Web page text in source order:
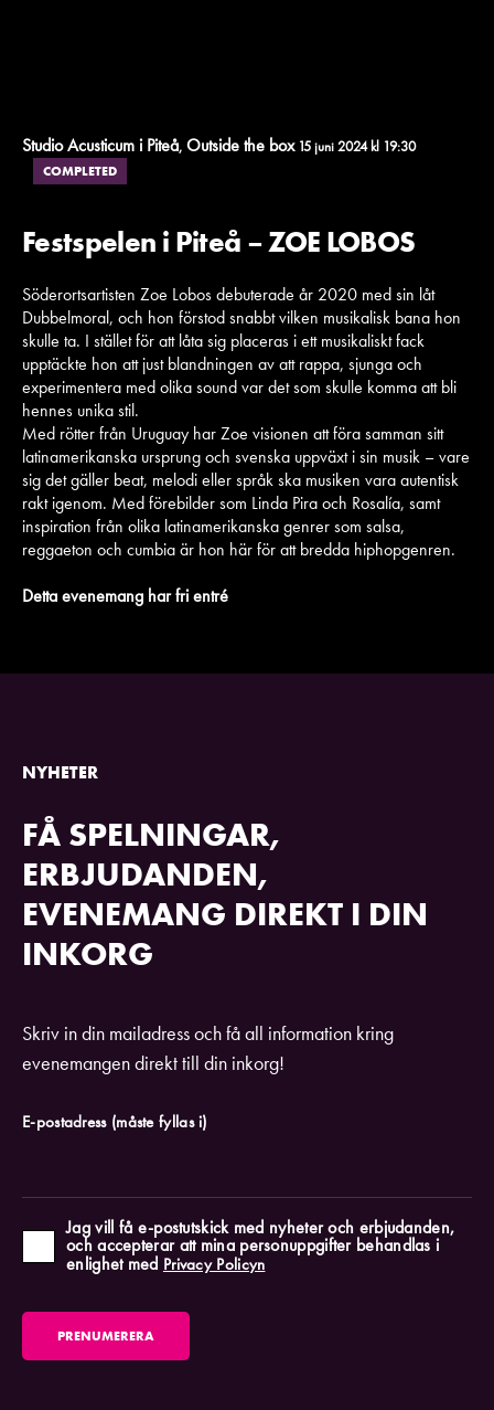
Studio Acusticum i Piteå, Outside the box15 juni 2024 kl 19:30
COMPLETED
Festspelen i Piteå – ZOE LOBOS
Söderortsartisten Zoe Lobos debuterade år 2020 med sin låt
Dubbelmoral, och hon förstod snabbt vilken musikalisk bana hon
skulle ta. I stället för att låta sig placeras i ett musikaliskt fack
upptäckte hon att just blandningen av att rappa, sjunga och
experimentera med olika sound var det som skulle komma att bli
hennes unika stil.
Med rötter från Uruguay har Zoe visionen att föra samman sitt
latinamerikanska ursprung och svenska uppväxt i sin musik – vare
sig det gäller beat, melodi eller språk ska musiken vara autentisk
rakt igenom. Med förebilder som Linda Pira och Rosalía, samt
inspiration från olika latinamerikanska genrer som salsa,
reggaeton och cumbia är hon här för att bredda hiphopgenren.
Detta evenemang har fri entré
NYHETER
FÅ SPELNINGAR,
ERBJUDANDEN,
EVENEMANG DIREKT I DIN
INKORG
Skriv in din mailadress och få all information kring
evenemangen direkt till din inkorg!
E-postadress (måste fyllas i)
Jag vill få e-postutskick med nyheter och erbjudanden,
och accepterar att mina personuppgifter behandlas i
enlighet med Privacy Policyn
PRENUMERERA